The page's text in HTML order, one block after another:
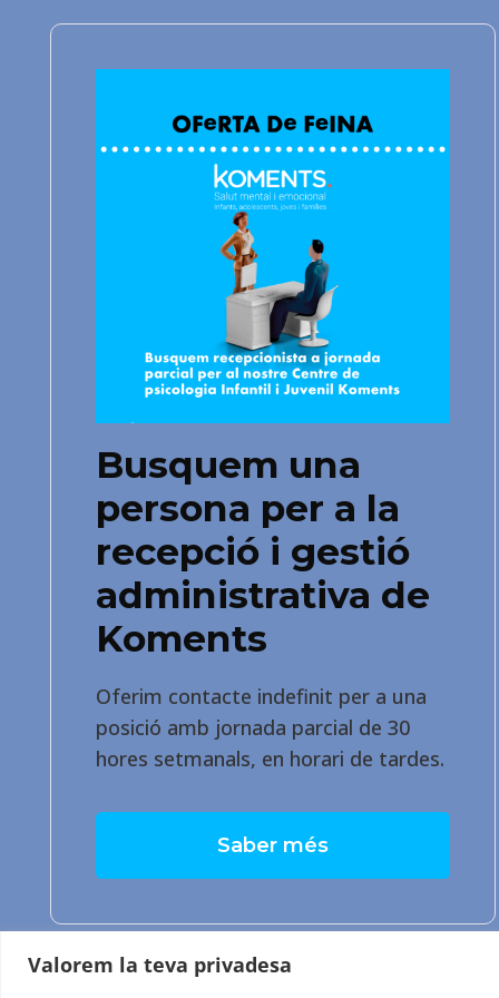
Valorem la teva privadesa
Busquem una
persona per a la
recepció i gestió
administrativa de
Koments
Oferim contacte indefinit per a una
posició amb jornada parcial de 30
hores setmanals, en horari de tardes.
Saber més